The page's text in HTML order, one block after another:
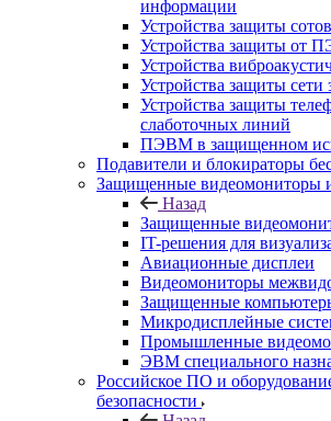
информации
Устройства защиты
Устройства защиты от
Устройства
Устройства защиты сети
Устройства защиты
слаботочных линий
ПЭВМ в защищенном
Подавители и блокираторы
Защищенные
Назад
Защищенные
IT-решения для
Авиационные дисплеи
Видеомониторы
Защищенные
Микродисплейные
Промышленные
ЭВМ специального
Российское ПО и
безопасности